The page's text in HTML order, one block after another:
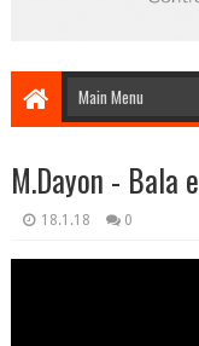
M.Dayon - Bala
18.1.18 0